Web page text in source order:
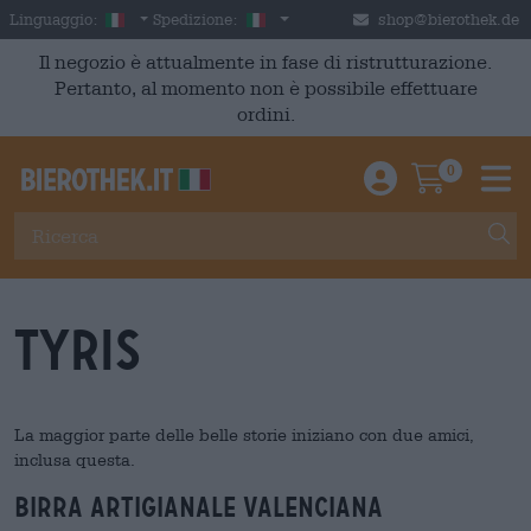
Skip to main content
Linguaggio: Italian
Spedizione: Italia shop@bierothek.de
Il negozio è attualmente in fase di ristrutturazione.
Pertanto, al momento non è possibile effettuare
ordini.
Einloggen /
0
Tyris
La maggior parte delle belle storie iniziano con due amici,
inclusa questa.
Birra artigianale valenciana